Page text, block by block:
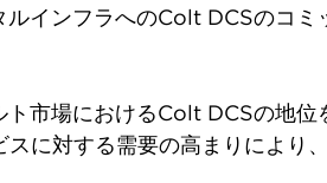
インフラへのColt DCSのコミ
市場におけるColt DCSの地位
に対する需要の高まりにより